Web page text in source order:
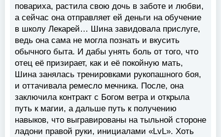
повариха, растила свою дочь в заботе и любви,
а сейчас она отправляет ей деньги на обучение
в школу Лекарей… Шина завидовала прислуге,
ведь она сама не могла познать и вкусить
обычного быта. И дабы унять боль от того, что
отец её призирает, как и её покойную мать,
Шина занялась тренировками рукопашного боя,
и оттачивала ремесло мечника. После, она
заключила контракт с Богом ветра и открыла
путь к магии, а дальше путь к получению
навыков, что выгравированы на тыльной стороне
ладони правой руки, инициалами «LvL». Хоть